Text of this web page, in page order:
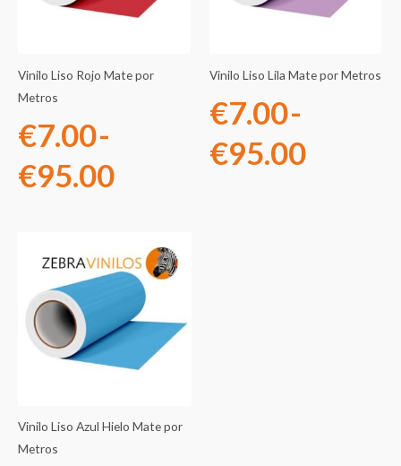
Vinilo Liso Rojo Mate por
Metros
€7.00-
€95.00
desde
€7.00
Vinilo Liso Lila Mate por Metros
€7.00-
€95.00
desde
€7.00
€95.00
Vinilo Liso Azul Hielo Mate por
Metros
Rango
de
precios:
desde
€7.00